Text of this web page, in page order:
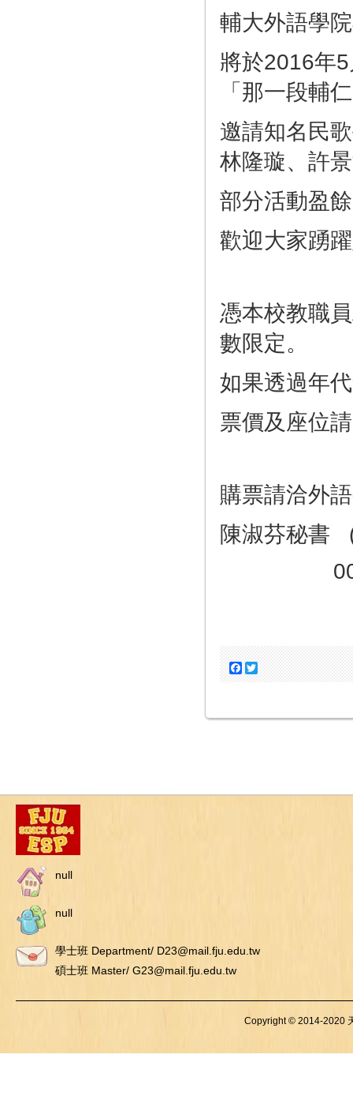
輔大外語學
將於2016年
「那一段輔
邀請知名民
林隆璇、許
部分活動盈
歡迎大家踴
憑本校教職
數限定。
如果透過年
票價及座位
購票請洽外
陳淑芬秘書
Facebook
null
null
學士班 Department/ D23@mail.fju.edu.tw
碩士班 Master/ G23@mail.fju.edu.tw
Copyright © 2014-2020